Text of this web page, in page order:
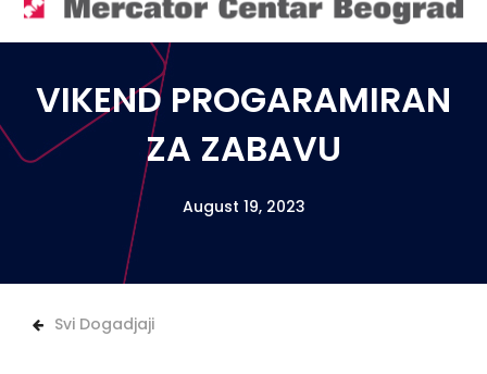
VIKEND PROGARAMIRAN
ZA ZABAVU
August 19, 2023
Svi Dogadjaji